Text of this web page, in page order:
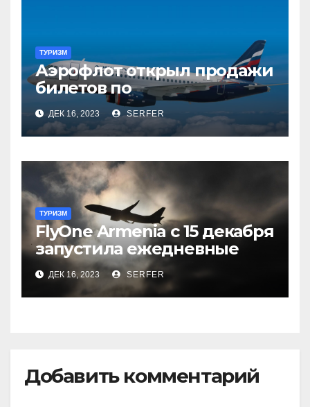
ТУРИЗМ
Аэрофлот открыл продажи
билетов по
субсидированным
тарифам
ДЕК 16, 2023 SERFER
ТУРИЗМ
FlyOne Armenia с 15 декабря
запустила ежедневные
рейсы в Шереметьево
ДЕК 16, 2023 SERFER
Добавить комментарий